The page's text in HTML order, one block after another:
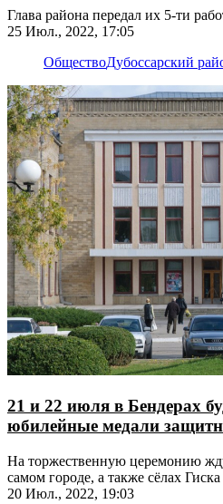
Глава района передал их 5-ти
25 Июл., 2022, 17:05
ОбществоДубоссарский
21 и 22 июля в Бендерах
юбилейные медали
На торжественную церемонию
самом городе, а также сёлах
20 Июл., 2022, 19:03